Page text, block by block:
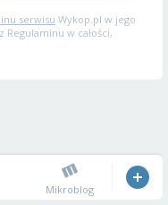
serwisu Wykop.pl w jego
w całości,
Mikroblog